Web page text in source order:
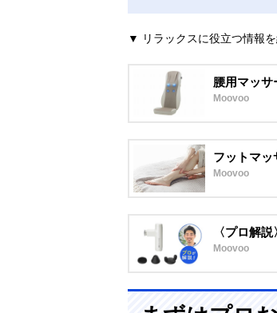
▼ リラックスに役立つ情報
腰用マッサ
Moovoo
フットマッ
Moovoo
〈プロ解
Moovoo